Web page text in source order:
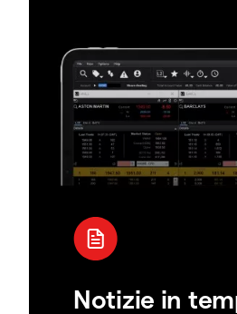
Notizie in